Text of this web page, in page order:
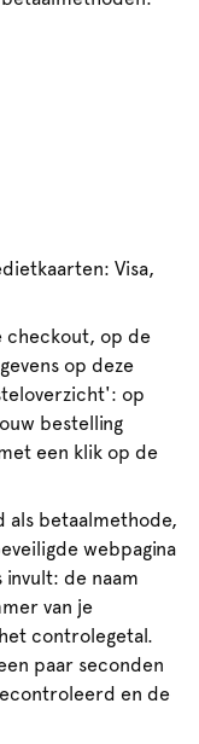
Visa,
checkout, op de
op deze
op
bestelling
een klik op de
als betaalmethode,
webpagina
de naam
van je
controlegetal.
paar seconden
en de